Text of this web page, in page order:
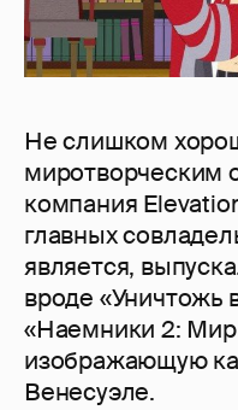
Не слишком
миротворческим
компания
главных
является,
вроде «Уничтожь
«Наемники 2: Мир
изображающую
Венесуэле.